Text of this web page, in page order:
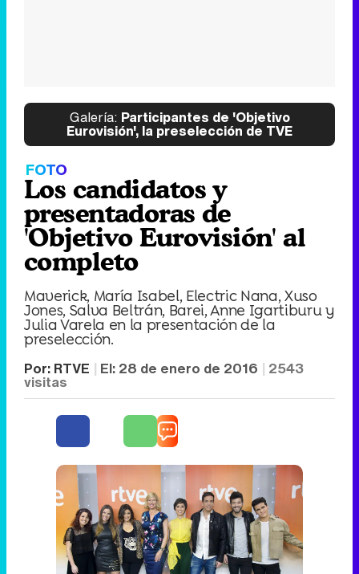
Galería: Participantes de 'Objetivo
Eurovisión', la preselección de TVE
FOTO
Los candidatos y
presentadoras de
'Objetivo Eurovisión' al
completo
Maverick, María Isabel, Electric Nana, Xuso
Jones, Salva Beltrán, Barei, Anne Igartiburu y
Julia Varela en la presentación de la
preselección.
Por: RTVE El: 28 de enero de 2016 2543
visitas